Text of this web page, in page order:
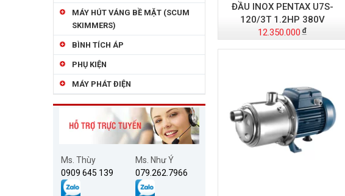
MÁY HÚT VÁNG BỀ MẶT (SCUM
SKIMMERS)
BÌNH TÍCH ÁP
PHỤ KIỆN
MÁY PHÁT ĐIỆN
Ms. Thùy
0909 645 139
Ms. Như Ý
079.262.7966
ĐẦU INOX PENTAX U7S-
120/3T 1.2HP 380V
12.350.000